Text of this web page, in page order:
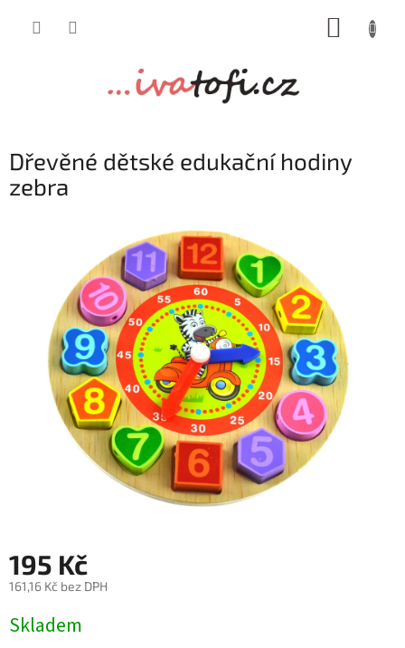
Dřevěné dětské edukační hodiny
zebra
195 Kč
161,16 Kč bez DPH
cena:
Skladem